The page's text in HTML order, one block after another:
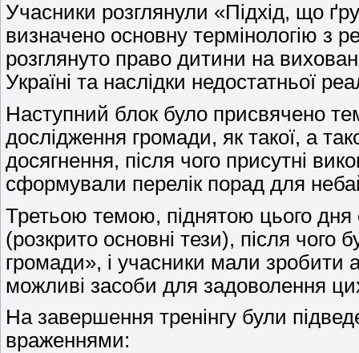
Учасники розглянули «Підхід, що
визначено основну термінологію з
розглянуто право дитини на
Україні та наслідки недостатньої
Наступний блок було присвячено
дослідження громади, як такої, а
досягнення, після чого присутні
сформували перелік порад для
Третьою темою, піднятою цього дня
(розкрито основні тези), після
громади», і учасники мали зробити
можливі засоби для задоволення
На завершення тренінгу були
враженнями: